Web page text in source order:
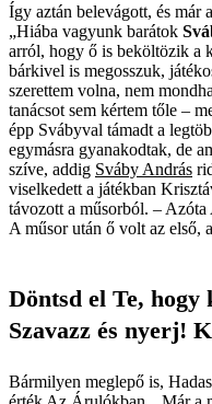
Így aztán belevágott, és már
„Hiába vagyunk barátok
arról, hogy ő is beköltözik a
bárkivel is megosszuk,
szerettem volna, nem
tanácsot sem kértem tőle –
épp Svábyval támadt a
egymásra gyanakodtak, de
szíve, addig Sváby András
viselkedett a játékban
távozott a műsorból. – Azóta
A műsor után ő volt az első,
Döntsd el Te, hogy
Szavazz és nyerj!
Bármilyen meglepő is,